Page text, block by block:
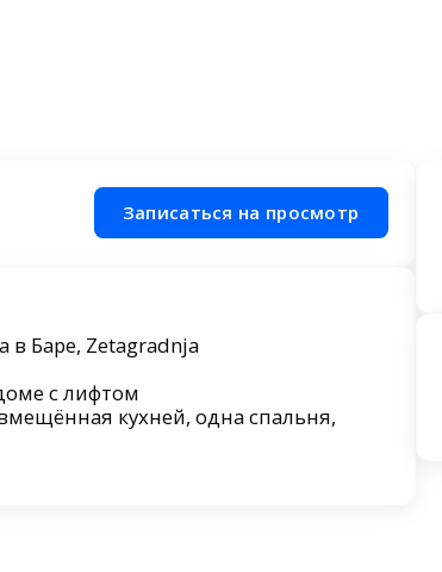
Записаться на просмотр
в Баре, Zetagradnja
с лифтом
кухней, одна спальня,